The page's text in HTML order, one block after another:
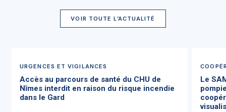
VOIR TOUTE L’ACTUALITÉ
URGENCES ET VIGILANCES
Accès au parcours de santé du CHU de
Nîmes interdit en raison du risque incendie
dans le Gard
Le